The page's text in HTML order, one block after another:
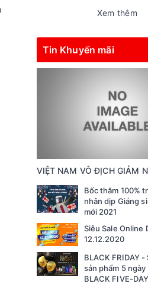
Xem thêm
Tin Khuyến mãi
VIỆT NAM VÔ ĐỊCH GIẢM
Bốc thăm 100%
nhân dịp Giáng
mới 2021
Siêu Sale Online
12.12.2020
BLACK FRIDAY -
sản phẩm 5
BLACK FIVE-DAY